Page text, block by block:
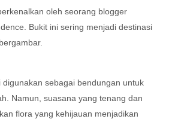
oleh seorang blogger
Bukit ini sering menjadi destinasi
digunakan sebagai bendungan untuk
Namun, suasana yang tenang dan
flora yang kehijauan menjadikan